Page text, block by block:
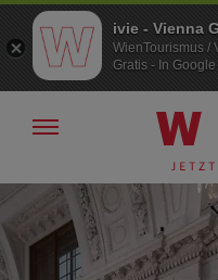
Zur
Navigation
Zum
Inhalt
Navigation
ivie - Vienna
WienTourismus /
Gratis - In